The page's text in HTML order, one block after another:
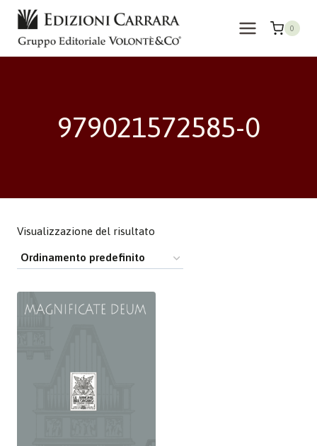
Salta
contenuto
0
979021572585-0
Visualizzazione del risultato